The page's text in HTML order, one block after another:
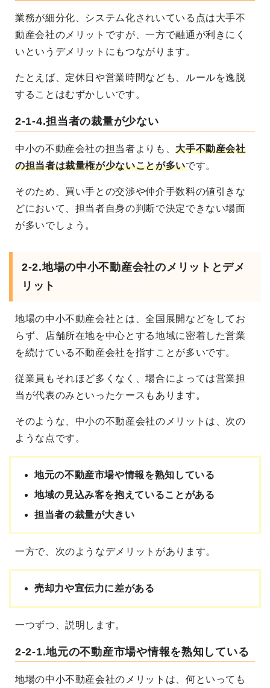
業務が細分化、システム化されいている点は大手不
動産会社のメリットですが、一方で融通が利きにく
いというデメリットにもつながります。
たとえば、定休日や営業時間なども、ルールを逸脱
することはむずかしいです。
2-1-4.担当者の裁量が少ない
中小の不動産会社の担当者よりも、大手不動産会社
の担当者は裁量権が少ないことが多いです。
そのため、買い手との交渉や仲介手数料の値引きな
どにおいて、担当者自身の判断で決定できない場面
が多いでしょう。
2-2.地場の中小不動産会社のメリットとデメ
リット
地場の中小不動産会社とは、全国展開などをしてお
らず、店舗所在地を中心とする地域に密着した営業
を続けている不動産会社を指すことが多いです。
従業員もそれほど多くなく、場合によっては営業担
当が代表のみといったケースもあります。
そのような、中小の不動産会社のメリットは、次の
ような点です。
地元の不動産市場や情報を熟知している
地域の見込み客を抱えていることがある
担当者の裁量が大きい
一方で、次のようなデメリットがあります。
売却力や宣伝力に差がある
一つずつ、説明します。
2-2-1.地元の不動産市場や情報を熟知している
地場の中小不動産会社のメリットは、何といっても